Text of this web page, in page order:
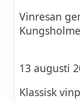
Vinresan
13 augusti
Klassisk